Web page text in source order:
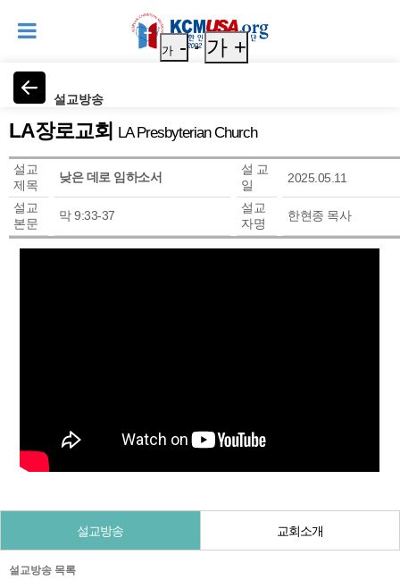
설교방송
가 - 가 +
LA장로교회 LA Presbyterian Church
설교
제목
낮은 데로 임하소서
설 교
일
2025.05.11
설교
본문
막 9:33-37
설교
자명
한현종 목사
설교방송 교회소개
설교방송 목록